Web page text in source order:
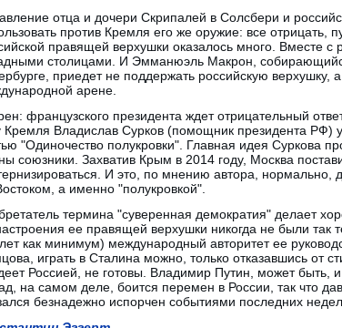
отца и дочери Скрипалей в Солсбери и
против Кремля его же оружие: все отрицать,
правящей верхушки оказалось много. Вместе
столицами. И Эмманюэль Макрон,
приедет не поддержать российскую верхушку,
арене.
французского президента ждет отрицательный
Кремля Владислав Сурков (помощник президента РФ)
"Одиночество полукровки". Главная идея Суркова
союзники. Захватив Крым в 2014 году, Москва
И это, по мнению автора,
а именно "полукровкой".
термина "суверенная демократия" делает
ее правящей верхушки никогда не были так
как минимум) международный авторитет ее
играть в Сталина можно, только отказавшись от
Россией, не готовы. Владимир Путин, может быть, и
на самом деле, боится перемен в России, так что
безнадежно испорчен событиями последних